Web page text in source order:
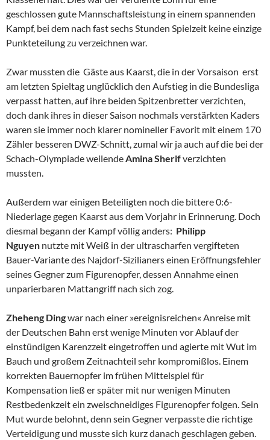
geschlossen gute Mannschaftsleistung in einem spannenden
Kampf, bei dem nach fast sechs Stunden Spielzeit keine einzige
Punkteteilung zu verzeichnen war.
Zwar mussten die Gäste aus Kaarst, die in der Vorsaison erst
am letzten Spieltag unglücklich den Aufstieg in die Bundesliga
verpasst hatten, auf ihre beiden Spitzenbretter verzichten,
doch dank ihres in dieser Saison nochmals verstärkten Kaders
waren sie immer noch klarer nomineller Favorit mit einem 170
Zähler besseren DWZ-Schnitt, zumal wir ja auch auf die bei der
Schach-Olympiade weilendeAmina Sherifverzichten
mussten.
Außerdem war einigen Beteiligten noch die bittere 0:6-
Niederlage gegen Kaarst aus dem Vorjahr in Erinnerung. Doch
diesmal begann der Kampf völlig anders: Philipp
Nguyen nutzte mit Weiß in der ultrascharfen vergifteten
Bauer-Variante des Najdorf-Sizilianers einen Eröffnungsfehler
seines Gegner zum Figurenopfer, dessen Annahme einen
unparierbaren Mattangriff nach sich zog.
Zheheng Dingwar nach einer »ereignisreichen« Anreise mit
der Deutschen Bahn erst wenige Minuten vor Ablauf der
einstündigen Karenzzeit eingetroffen und agierte mit Wut im
Bauch und großem Zeitnachteil sehr kompromißlos. Einem
korrekten Bauernopfer im frühen Mittelspiel für
Kompensation ließ er später mit nur wenigen Minuten
Restbedenkzeit ein zweischneidiges Figurenopfer folgen. Sein
Mut wurde belohnt, denn sein Gegner verpasste die richtige
Verteidigung und musste sich kurz danach geschlagen geben.